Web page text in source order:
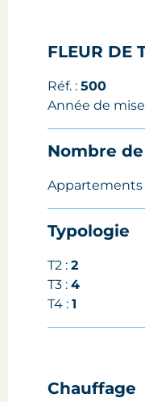
FLEUR DE
Réf. :500
Année de
Nombre
Typologie
T2 :2
T3 :4
T4 :1
Chauffage